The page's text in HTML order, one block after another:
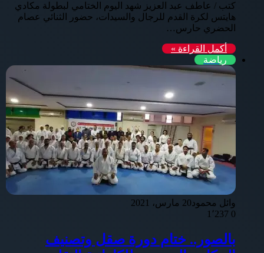
كتب / عاطف عبد العزيز شهد اليوم الختامي لبطولة مكادي
هايتس لكرة القدم للرجال والسيدات، حضور الثنائي عصام
الحضري حارس…
أكمل القراءة »
رياضة
وائل محمود 20 مارس، 2021
0
بالصور.. ختام دورة صقل وتصنيف